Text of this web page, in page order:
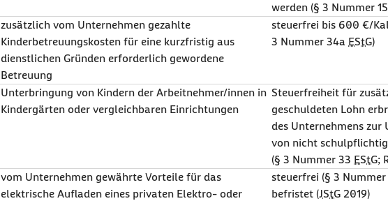
werden (§ 3 Nummer 15
zusätzlich vom Unternehmen gezahlte
Kinderbetreuungskosten für eine kurzfristig aus
dienstlichen Gründen erforderlich gewordene
Betreuung
steuerfrei bis 600 €/
3 Nummer 34a EStG)
Unterbringung von Kindern der Arbeitnehmer/innen in
Kindergärten oder vergleichbaren Einrichtungen
Steuerfreiheit für
geschuldeten Lohn
des Unternehmens
von nicht
(§ 3 Nummer 33 EStG;
vom Unternehmen gewährte Vorteile für das
elektrische Aufladen eines privaten Elektro- oder
steuerfrei (§ 3
befristet (JStG 2019)